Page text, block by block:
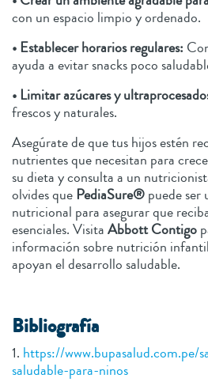
con un espacio limpio y ordenado.
• Establecer horarios regulares:
ayuda a evitar snacks poco
• Limitar azúcares y
frescos y naturales.
Asegúrate de que tus hijos estén
nutrientes que necesitan para
su dieta y consulta a un
olvides quePediaSure®puede
nutricional para asegurar que
esenciales. VisitaAbbott Contigo
información sobre nutrición
apoyan el desarrollo saludable.
Bibliografía
1. https://www.bupasalud.com.pe/
saludable-para-ninos